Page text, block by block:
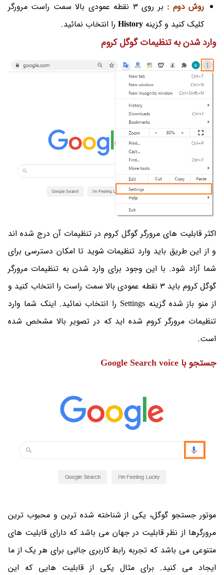
روش دوم :
بر روی 3 نقطه عمودی بالا سمت راست مرورگر
کلیک کنید و گزینه History را انتخاب نمائید.
وارد شدن به تنظیمات گوگل کروم
اکثر قابلیت های مرورگر گوگل کروم در تنظیمات آن درج شده اند
و از این طریق باید وارد تنظیمات شوید تا امکان دسترسی برای
شما آزاد شود. با این وجود برای وارد شدن به تنظیمات مرورگر
گوگل کروم باید 3 نقطه عمودی بالا سمت راست را انتخاب کنید و
از منو باز شده گزینه Settings را انتخاب نمائید. اینک شما وارد
تنظیمات مرورگر کروم شده اید که در تصویر بالا مشخص شده
است.
جستجو با Google Search voice
موتور جستجو گوگل، یکی از شناخته شده ترین و محبوب ترین
مرورگرها از نظر قابلیت در جهان می باشد که دارای قابلیت های
متنوعی می باشد که تجربه رابط کاربری جالبی برای هر یک از ما
ایجاد می کنید. برای مثال یکی از قابلیت هایی که این